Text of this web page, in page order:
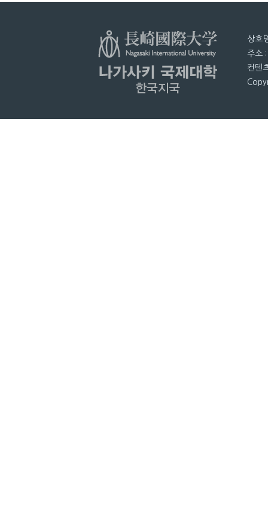
상호
주소
컨텐